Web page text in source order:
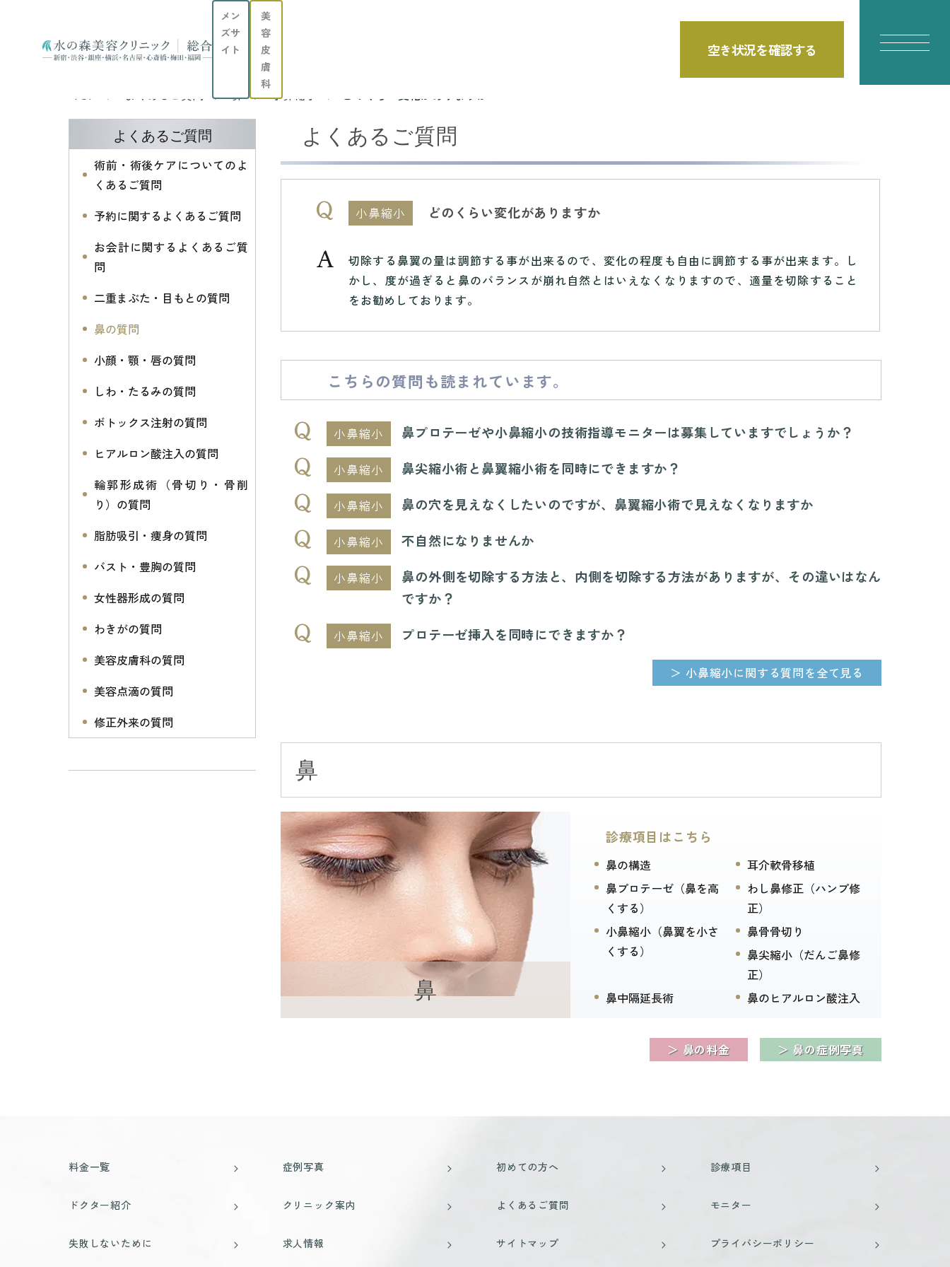
メン
ズサ
イト
美
容
皮
膚
科
空き状況を確認する
TOP よくあるご質問 鼻 小鼻縮小 どのくらい変化がありますか
よくあるご質問
術前・術後ケアについてのよ
くあるご質問
予約に関するよくあるご質問
お会計に関するよくあるご質
問
二重まぶた・目もとの質問
鼻の質問
小顔・顎・唇の質問
しわ・たるみの質問
ボトックス注射の質問
ヒアルロン酸注入の質問
輪郭形成術（骨切り・骨削
り）の質問
脂肪吸引・痩身の質問
バスト・豊胸の質問
女性器形成の質問
わきがの質問
美容皮膚科の質問
美容点滴の質問
修正外来の質問
よくあるご質問
小鼻縮小 どのくらい変化がありますか
切除する鼻翼の量は調節する事が出来るので、変化の程度も自由に調節する事が出来ます。し
かし、度が過ぎると鼻のバランスが崩れ自然とはいえなくなりますので、適量を切除すること
をお勧めしております。
こちらの質問も読まれています。
小鼻縮小 鼻プロテーゼや小鼻縮小の技術指導モニターは募集していますでしょうか？
小鼻縮小 鼻尖縮小術と鼻翼縮小術を同時にできますか？
小鼻縮小 鼻の穴を見えなくしたいのですが、鼻翼縮小術で見えなくなりますか
小鼻縮小 不自然になりませんか
小鼻縮小
鼻の外側を切除する方法と、内側を切除する方法がありますが、その違いはなん
ですか？
小鼻縮小 プロテーゼ挿入を同時にできますか？
＞ 小鼻縮小に関する質問を全て見る
鼻
鼻
診療項目はこちら
鼻の構造
耳介軟骨移植
鼻プロテーゼ（鼻を高
くする）
わし鼻修正（ハンプ修
正）
小鼻縮小（鼻翼を小さ
くする）
鼻骨骨切り
鼻尖縮小（だんご鼻修
正）
鼻中隔延長術
鼻のヒアルロン酸注入
＞ 鼻の料金 ＞ 鼻の症例写真
料金一覧 症例写真 初めての方へ 診療項目
ドクター紹介 クリニック案内 よくあるご質問 モニター
失敗しないために 求人情報 サイトマップ プライバシーポリシー